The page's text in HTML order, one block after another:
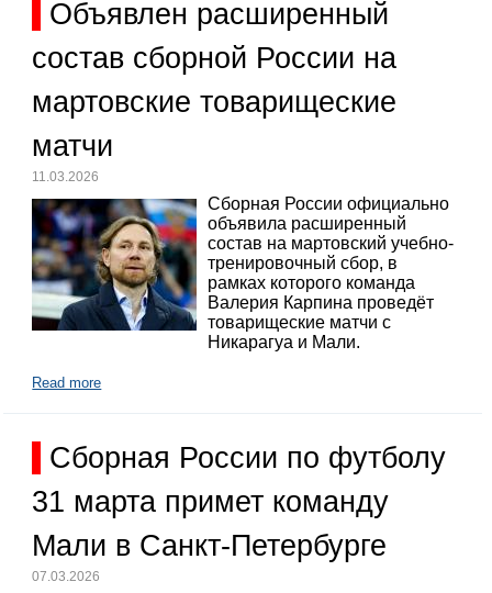
Объявлен расширенный
состав сборной России на
мартовские товарищеские
матчи
11.03.2026
Сборная России официально
объявила расширенный
состав на мартовский учебно-
тренировочный сбор, в
рамках которого команда
Валерия Карпина проведёт
товарищеские матчи с
Никарагуа и Мали.
Read more
Сборная России по футболу
31 марта примет команду
Мали в Санкт-Петербурге
07.03.2026